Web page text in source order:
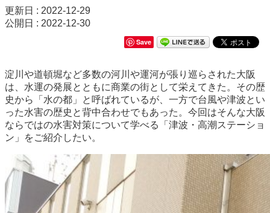
更新日 : 2022-12-29
公開日 : 2022-12-30
Save
淀川や道頓堀など多数の河川や運河が張り巡らされた大阪
は、水運の発展とともに商業の街として栄えてきた。その歴
史から「水の都」と呼ばれているが、一方で台風や津波とい
った水害の歴史と背中合わせでもあった。今回はそんな大阪
ならではの水害対策について学べる「津波・高潮ステーショ
ン」をご紹介したい。